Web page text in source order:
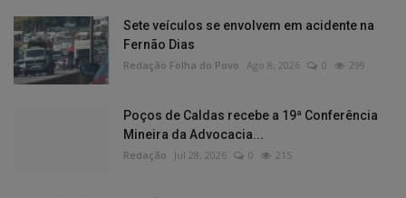
Sete veículos se envolvem em acidente na
Fernão Dias
Redação Folha do Povo Ago 8, 2026 0 299
Poços de Caldas recebe a 19ª Conferência
Mineira da Advocacia...
Redação Jul 28, 2026 0 215